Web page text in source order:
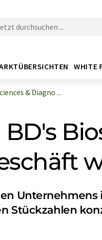
WHITE
& Diagno ...
Stückzahlen